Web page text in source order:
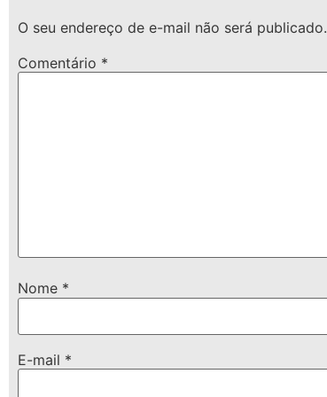
O seu endereço de e-mail não será publicado.
Comentário *
Nome *
E-mail *